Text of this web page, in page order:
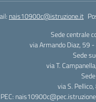
nais10900c@istruzione.it
Sede centrale
via Armando Diaz, 59
Sede
via T.
via S.